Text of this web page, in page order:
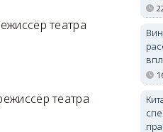
театра
театра